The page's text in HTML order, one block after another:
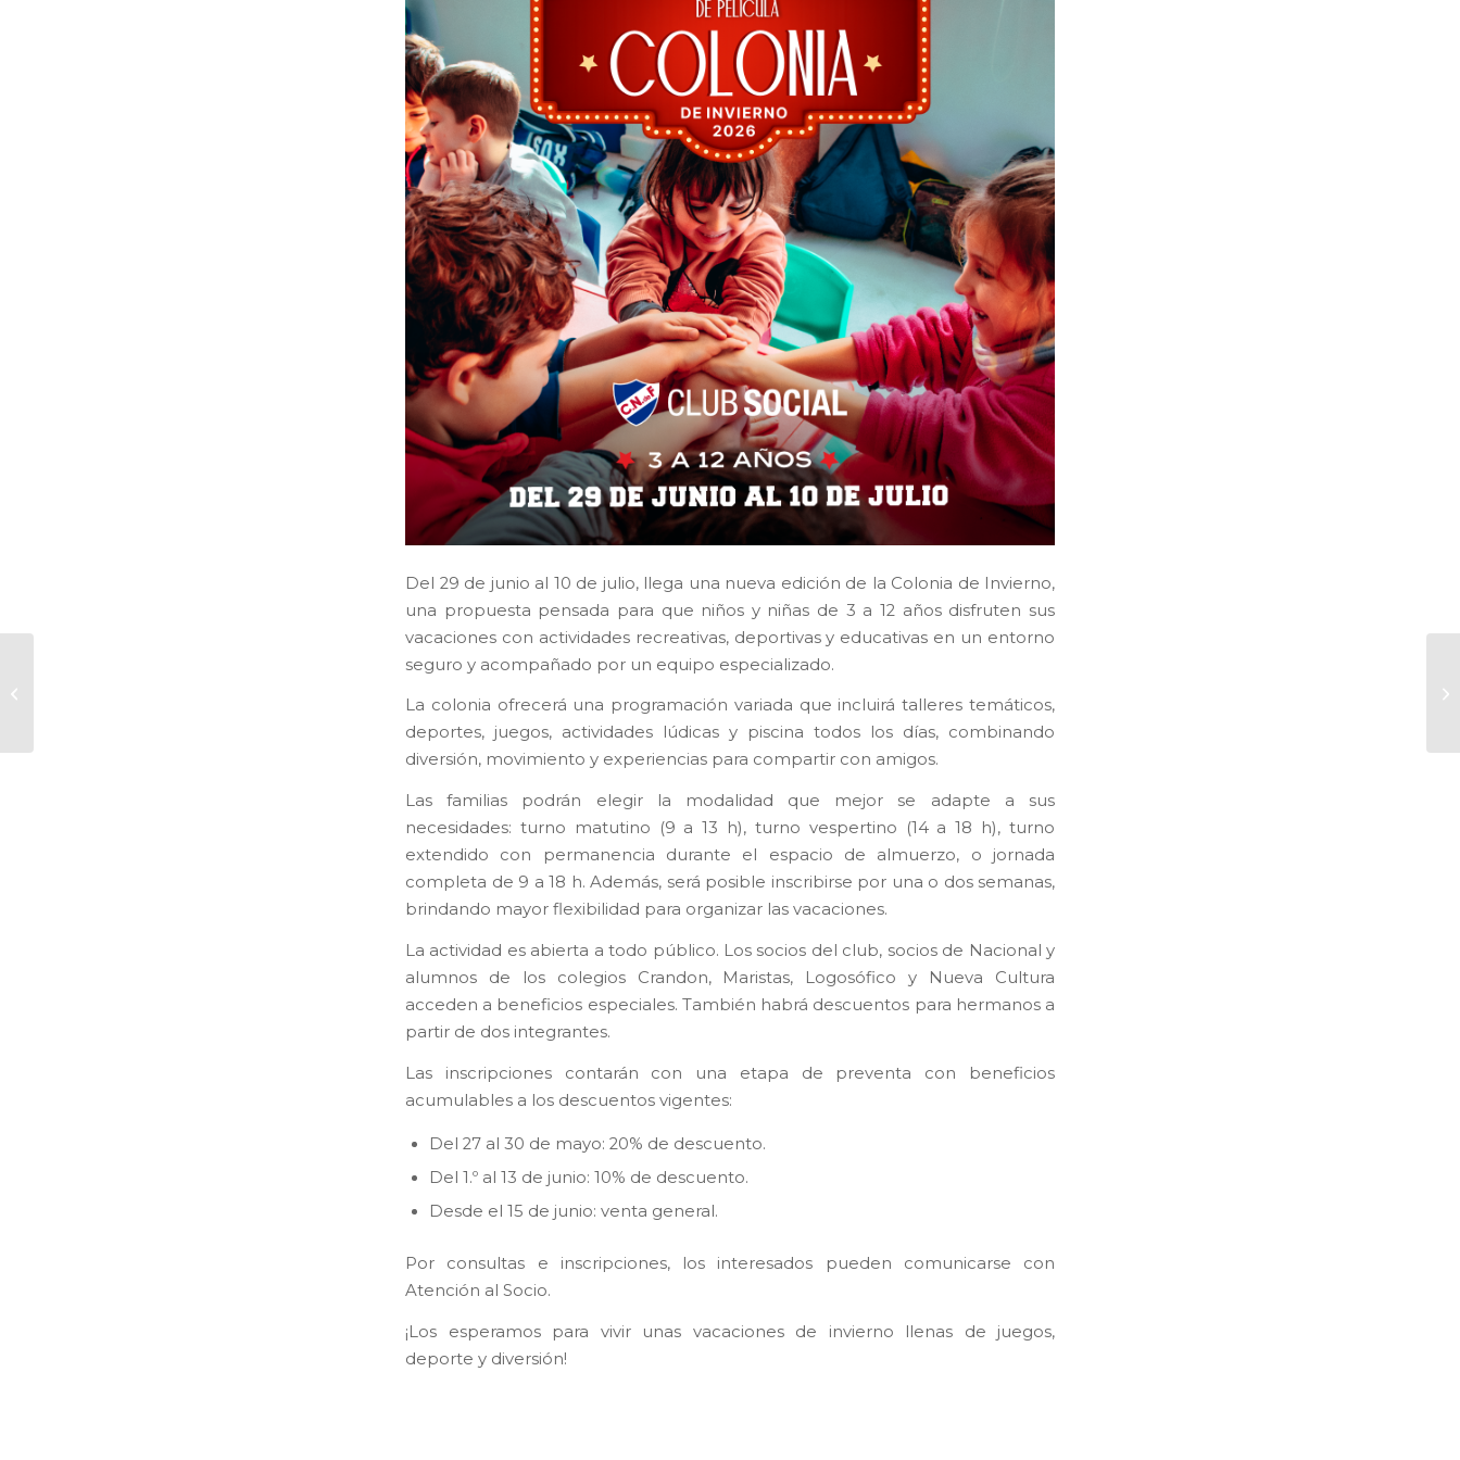
Del 29 de junio al 10 de julio, llega una nueva edición de la Colonia de Invierno,
una propuesta pensada para que niños y niñas de 3 a 12 años disfruten sus
vacaciones con actividades recreativas, deportivas y educativas en un entorno
seguro y acompañado por un equipo especializado.
La colonia ofrecerá una programación variada que incluirá talleres temáticos,
deportes, juegos, actividades lúdicas y piscina todos los días, combinando
diversión, movimiento y experiencias para compartir con amigos.
Las familias podrán elegir la modalidad que mejor se adapte a sus
necesidades: turno matutino (9 a 13 h), turno vespertino (14 a 18 h), turno
extendido con permanencia durante el espacio de almuerzo, o jornada
completa de 9 a 18 h. Además, será posible inscribirse por una o dos semanas,
brindando mayor flexibilidad para organizar las vacaciones.
La actividad es abierta a todo público. Los socios del club, socios de Nacional y
alumnos de los colegios Crandon, Maristas, Logosófico y Nueva Cultura
acceden a beneficios especiales. También habrá descuentos para hermanos a
partir de dos integrantes.
Las inscripciones contarán con una etapa de preventa con beneficios
acumulables a los descuentos vigentes:
Del 27 al 30 de mayo: 20% de descuento.
Del 1.º al 13 de junio: 10% de descuento.
Desde el 15 de junio: venta general.
Por consultas e inscripciones, los interesados pueden comunicarse con
Atención al Socio.
¡Los esperamos para vivir unas vacaciones de invierno llenas de juegos,
deporte y diversión!